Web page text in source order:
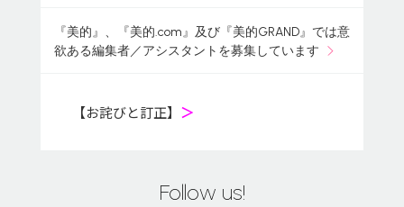
『美的』、『美的.com』及び『美的GRAND』では意
欲ある編集者／アシスタントを募集しています
【お詫びと訂正】 ＞
Follow us!